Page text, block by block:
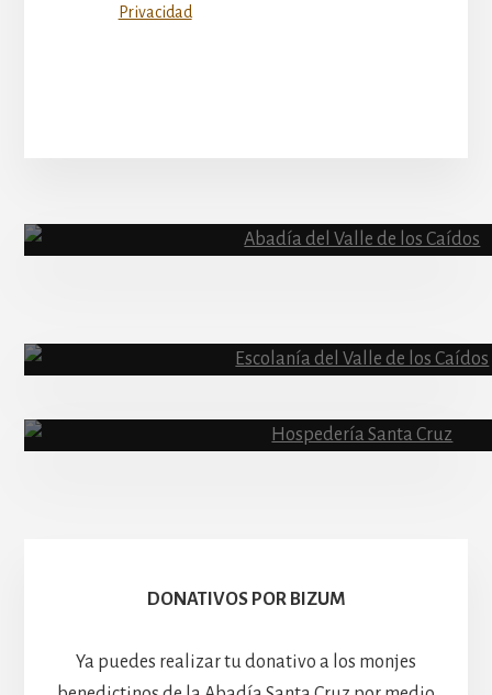
Privacidad
Content
Hospedería
DONATIVOS POR BIZUM
Ya puedes realizar tu donativo a los monjes